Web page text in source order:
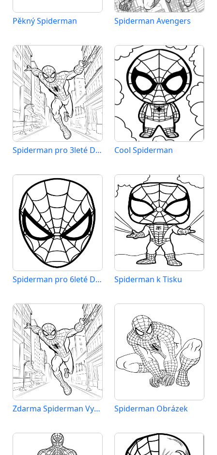
Pěkný Spiderman Spiderman Avengers
Spiderman pro 3leté Děti Cool Spiderman
Spiderman pro 6leté Děti Spiderman k Tisku
Zdarma Spiderman Vymalovatelné Spiderman Obrázek